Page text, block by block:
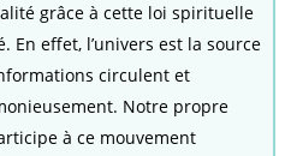
grâce à cette loi spirituelle
En effet, l’univers est la source
circulent et
Notre propre
à ce mouvement